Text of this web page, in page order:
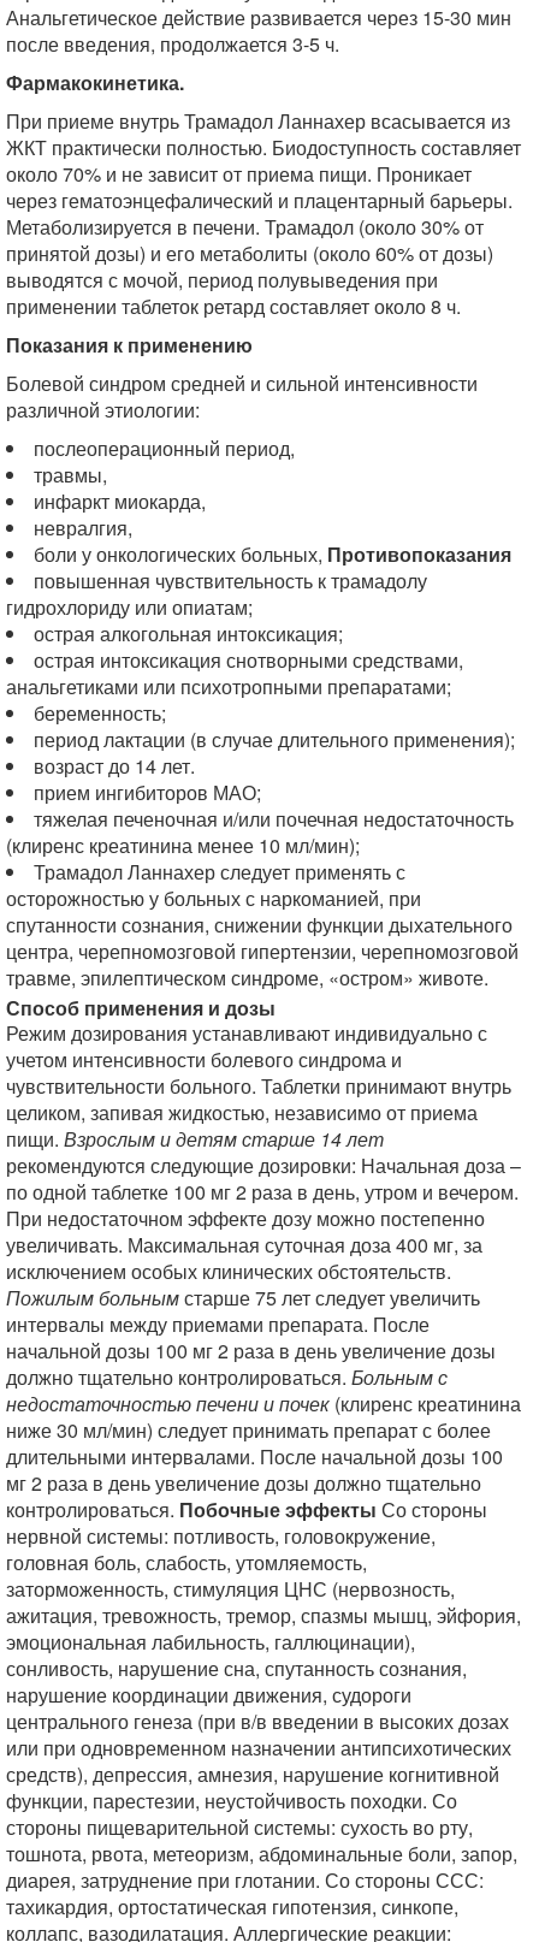
Анальгетическое действие развивается через 15-30 мин
после введения, продолжается 3-5 ч.
Фармакокинетика.
При приеме внутрь Трамадол Ланнахер всасывается из
ЖКТ практически полностью. Биодоступность составляет
около 70% и не зависит от приема пищи. Проникает
через гематоэнцефалический и плацентарный барьеры.
Метаболизируется в печени. Трамадол (около 30% от
принятой дозы) и его метаболиты (около 60% от дозы)
выводятся с мочой, период полувыведения при
применении таблеток ретард составляет около 8 ч.
Показания к применению
Болевой синдром средней и сильной интенсивности
различной этиологии:
послеоперационный период,
травмы,
инфаркт миокарда,
невралгия,
боли у онкологических больных, Противопоказания
повышенная чувствительность к трамадолу
гидрохлориду или опиатам;
острая алкогольная интоксикация;
острая интоксикация снотворными средствами,
анальгетиками или психотропными препаратами;
беременность;
период лактации (в случае длительного применения);
возраст до 14 лет.
прием ингибиторов МАО;
тяжелая печеночная и/или почечная недостаточность
(клиренс креатинина менее 10 мл/мин);
Трамадол Ланнахер следует применять с
осторожностью у больных с наркоманией, при
спутанности сознания, снижении функции дыхательного
центра, черепномозговой гипертензии, черепномозговой
травме, эпилептическом синдроме, «остром» животе.
Способ применения и дозы
Режим дозирования устанавливают индивидуально с
учетом интенсивности болевого синдрома и
чувствительности больного. Таблетки принимают внутрь
целиком, запивая жидкостью, независимо от приема
пищи. Взрослым и детям старше 14 лет
рекомендуются следующие дозировки: Начальная доза –
по одной таблетке 100 мг 2 раза в день, утром и вечером.
При недостаточном эффекте дозу можно постепенно
увеличивать. Максимальная суточная доза 400 мг, за
исключением особых клинических обстоятельств.
Пожилым больнымстарше 75 лет следует увеличить
интервалы между приемами препарата. После
начальной дозы 100 мг 2 раза в день увеличение дозы
должно тщательно контролироваться. Больным с
недостаточностью печени и почек (клиренс креатинина
ниже 30 мл/мин) следует принимать препарат с более
длительными интервалами. После начальной дозы 100
мг 2 раза в день увеличение дозы должно тщательно
контролироваться. Побочные эффекты Со стороны
нервной системы: потливость, головокружение,
головная боль, слабость, утомляемость,
заторможенность, стимуляция ЦНС (нервозность,
ажитация, тревожность, тремор, спазмы мышц, эйфория,
эмоциональная лабильность, галлюцинации),
сонливость, нарушение сна, спутанность сознания,
нарушение координации движения, судороги
центрального генеза (при в/в введении в высоких дозах
или при одновременном назначении антипсихотических
средств), депрессия, амнезия, нарушение когнитивной
функции, парестезии, неустойчивость походки. Со
стороны пищеварительной системы: сухость во рту,
тошнота, рвота, метеоризм, абдоминальные боли, запор,
диарея, затруднение при глотании. Со стороны ССС:
тахикардия, ортостатическая гипотензия, синкопе,
коллапс, вазодилатация. Аллергические реакции: